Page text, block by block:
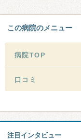
この病院のメニュー
病院TOP
口コミ
注目インタビュー